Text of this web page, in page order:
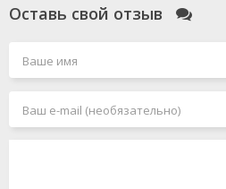
Оставь свой отзыв